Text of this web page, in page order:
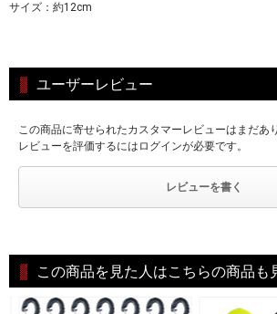
サイズ：約12cm
ユーザーレビュー
この商品に寄せられたカスタマーレビューはまだあ
レビューを評価するにはログインが必要です。
レビューを書く
この商品を見た人はこちらの商品も